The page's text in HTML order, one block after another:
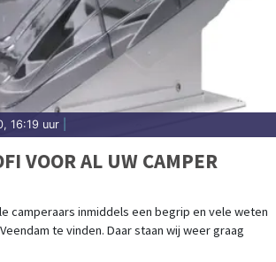
16:19 uur
VOOR AL UW CAMPER
camperaars inmiddels een begrip en vele weten
te vinden. Daar staan wij weer graag